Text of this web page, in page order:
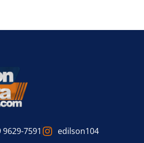
9629-7591 edilson104